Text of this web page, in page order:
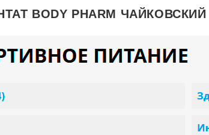
BODY PHARM ЧАЙКОВСКИЙ